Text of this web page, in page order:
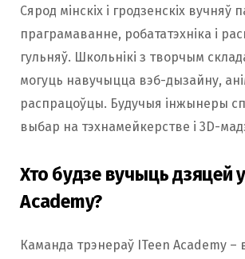
Сярод мінскіх і гродзенскіх вучняў
праграмаванне, робататэхніка і
гульняў. Школьнікі з творчым
могуць навучыцца вэб-дызайну,
распрацоўцы. Будучыя інжынеры
выбар на тэхнамейкерстве і 3D-
Хто будзе вучыць дзяцей
Academy?
Каманда трэнераў ITeen Academy –